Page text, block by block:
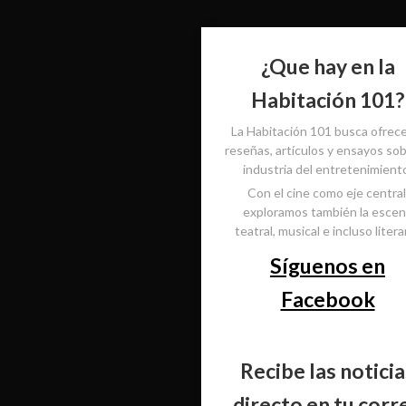
¿Que hay en la
Habitación 101?
La Habitación 101 busca
reseñas, artículos y ensayos
industria del
Con el cine como eje
exploramos también la
teatral, musical e incluso
Síguenos en
Facebook
Recibe las